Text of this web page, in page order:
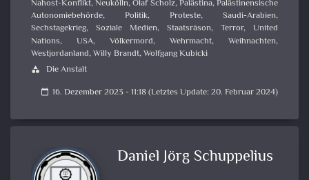
Nahost-Konflikt,Neukölln,Olaf Scholz,Palästina,Palästinensische
Autonomiebehörde, Politik, Proteste, Saudi-Arabien,
Sechstagekrieg, Soziale Medien, Staatsräson, Terror, United
Nations, USA, Völkermord, Wehrmacht, Weihnachten,
Westjordanland,Willy Brandt,Wolfgang Kubicki
category Die Anstalt
calendar_today 16. Dezember 2023 - 11:18 (Letztes Update: 20. Februar 2024)
Daniel Jörg Schuppelius